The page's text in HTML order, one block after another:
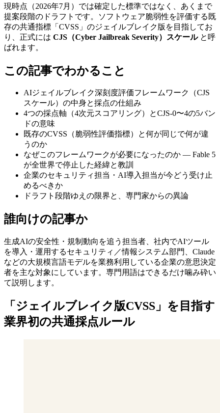
現時点（2026年7月）では確定した標準ではなく、あくまで
提案段階のドラフトです。ソフトウェア脆弱性を評価する既
存の共通指標「CVSS」のジェイルブレイク版を目指してお
り、正式には CJS（Cyber Jailbreak Severity）スケールと呼
ばれます。
この記事でわかること
AIジェイルブレイク深刻度評価フレームワーク（CJS
スケール）の中身と採点の仕組み
4つの採点軸（4次元スコアリング）とCJS-0〜4の5バン
ドの意味
既存のCVSS（脆弱性評価指標）と何が同じで何が違
うのか
なぜこのフレームワークが必要になったのか — Fable 5
が全世界で停止した経緯と教訓
企業のセキュリティ担当・AI導入担当が今どう受け止
めるべきか
ドラフト段階ゆえの限界と、専門家からの異論
誰向けの記事か
生成AIの安全性・規制動向を追う担当者、社内でAIツール
を導入・運用するセキュリティ／情報システム部門、Claude
などの大規模言語モデルを業務利用している企業の意思決定
者を主な対象にしています。専門用語はできるだけ噛み砕い
て説明します。
「ジェイルブレイク版CVSS」を目指す
業界初の共通採点ルール